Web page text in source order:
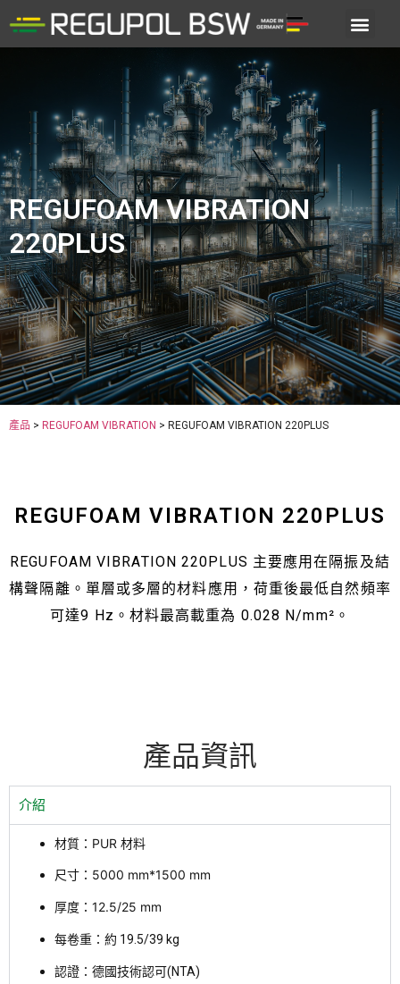
REGUFOAM VIBRATION
220PLUS
產品 > REGUFOAM VIBRATION > REGUFOAM VIBRATION 220PLUS
REGUFOAM VIBRATION 220PLUS
REGUFOAM VIBRATION 220PLUS 主要應用在隔振及結
構聲隔離。單層或多層的材料應用，荷重後最低自然頻率
可達9 Hz。材料最高載重為 0.028 N/mm²。
產品資訊
介紹
材質：PUR 材料
尺寸：5000 mm*1500 mm
厚度： 12.5/25 mm
每卷重 ：約 19.5/39 kg
認證： 德國技術認可(NTA)